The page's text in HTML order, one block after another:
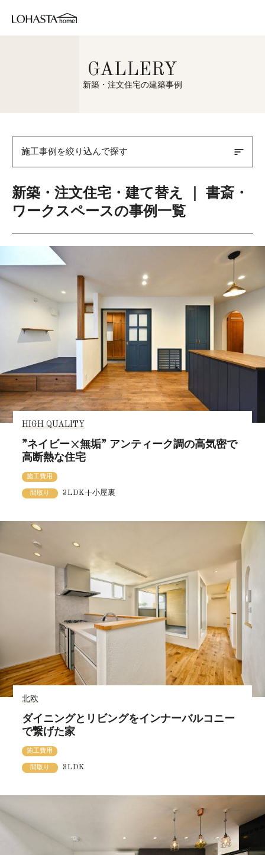
GALLERY
新築・注文住宅の建築事例
sort
施工事例を絞り込んで探す
新築・注文住宅・建て替え ｜ 書斎・
ワークスペースの事例一覧
HIGH QUALITY
”ネイビー×無垢” アンティーク調の高気密で
高断熱な住宅
施工費用
間取り 3LDK+小屋裏
北欧
ダイニングとリビングをインナーバルコニー
で繋げた家
施工費用
間取り 3LDK